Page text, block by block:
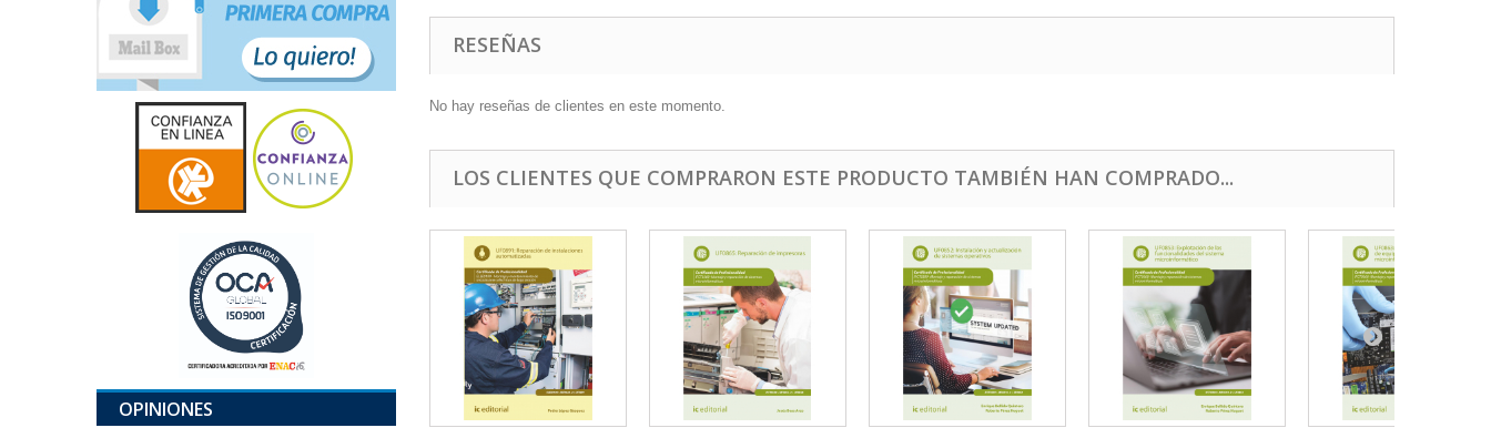
OPINIONES
RESEÑAS
No hay reseñas de clientes en este momento.
LOS CLIENTES QUE COMPRARON ESTE PRODUCTO TAMBIÉN HAN COMPRADO...